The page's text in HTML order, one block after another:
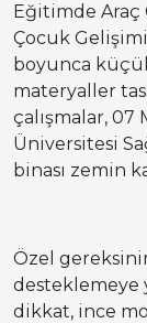
Eğitimde Araç
Çocuk
boyunca
materyaller
çalışmalar, 07
Üniversitesi
binası zemin
Özel
desteklemeye
dikkat, ince